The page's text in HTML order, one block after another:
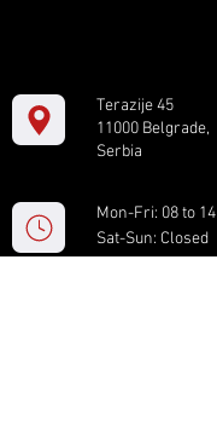
Terazije 45
11000 Belgrade,
Serbia
Mon-Fri: 08 to 14
Sat-Sun: Closed